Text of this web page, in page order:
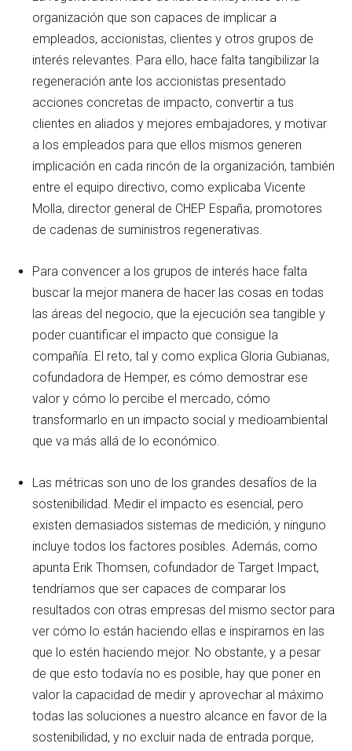
organización que son capaces de implicar a
empleados, accionistas, clientes y otros grupos de
interés relevantes. Para ello, hace falta tangibilizar la
regeneración ante los accionistas presentado
acciones concretas de impacto, convertir a tus
clientes en aliados y mejores embajadores, y motivar
a los empleados para que ellos mismos generen
implicación en cada rincón de la organización, también
entre el equipo directivo, como explicaba Vicente
Molla, director general de CHEP España, promotores
de cadenas de suministros regenerativas.
Para convencer a los grupos de interés hace falta
buscar la mejor manera de hacer las cosas en todas
las áreas del negocio, que la ejecución sea tangible y
poder cuantificar el impacto que consigue la
compañía. El reto, tal y como explica Gloria Gubianas,
cofundadora de Hemper, es cómo demostrar ese
valor y cómo lo percibe el mercado, cómo
transformarlo en un impacto social y medioambiental
que va más allá de lo económico.
Las métricas son uno de los grandes desafíos de la
sostenibilidad. Medir el impacto es esencial, pero
existen demasiados sistemas de medición, y ninguno
incluye todos los factores posibles. Además, como
apunta Erik Thomsen, cofundador de Target Impact,
tendríamos que ser capaces de comparar los
resultados con otras empresas del mismo sector para
ver cómo lo están haciendo ellas e inspirarnos en las
que lo estén haciendo mejor. No obstante, y a pesar
de que esto todavía no es posible, hay que poner en
valor la capacidad de medir y aprovechar al máximo
todas las soluciones a nuestro alcance en favor de la
sostenibilidad, y no excluir nada de entrada porque,